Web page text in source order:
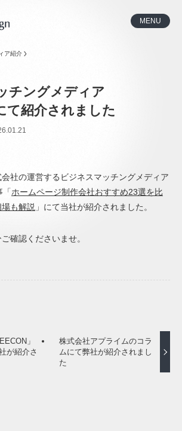
MENU
ア紹介
チングメディア
て紹介されました
社の運営するビジネスマッチングメディア
「ホームページ制作会社おすすめ23選を比
も解説 」にて当社が紹介されました。
確認くださいませ。
」
が紹介さ
株式会社アプライムのコラ
ムにて弊社が紹介されまし
た